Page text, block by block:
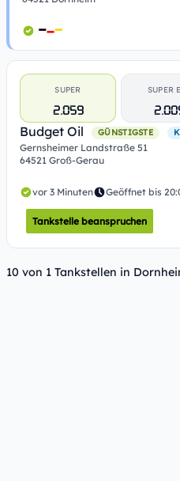
SUPER
2.059
SUPER
Budget Oil
GÜNSTIGSTE
Gernsheimer Landstraße 51
64521 Groß-Gerau
vor 3 Minuten Geöffnet bis
Tankstelle beanspruchen
10 von 1 Tankstellen in